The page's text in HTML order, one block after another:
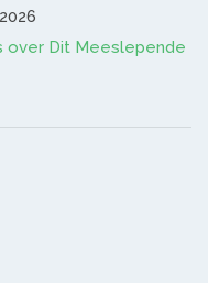
over Dit Meeslepende